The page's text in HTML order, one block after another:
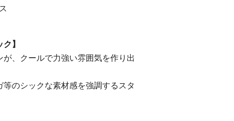
】
、クールで力強い雰囲気を作り出
のシックな素材感を強調するスタ